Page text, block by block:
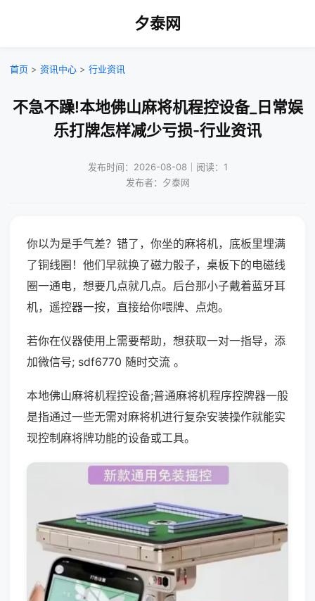
夕泰网
首页 > 资讯中心 > 行业资讯
不急不躁!本地佛山麻将机程控设备_日常娱
乐打牌怎样减少亏损-行业资讯
发布时间：2026-08-08｜阅读：1
发布者：夕泰网
你以为是手气差？错了，你坐的麻将机，底板里埋满
了铜线圈！他们早就换了磁力骰子，桌板下的电磁线
圈一通电，想要几点就几点。后台那小子戴着蓝牙耳
机，遥控器一按，直接给你喂牌、点炮。
若你在仪器使用上需要帮助，想获取一对一指导，添
加微信号; sdf6770 随时交流 。
本地佛山麻将机程控设备;普通麻将机程序控牌器一般
是指通过一些无需对麻将机进行复杂安装操作就能实
现控制麻将牌功能的设备或工具。